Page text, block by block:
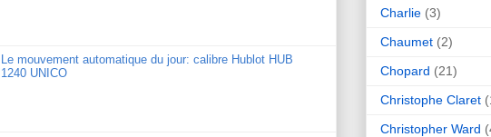
Le mouvement automatique du jour: calibre Hublot HUB
1240 UNICO
Charlie (3)
Chaumet (2)
Chopard (21)
Christophe Claret
Christopher Ward